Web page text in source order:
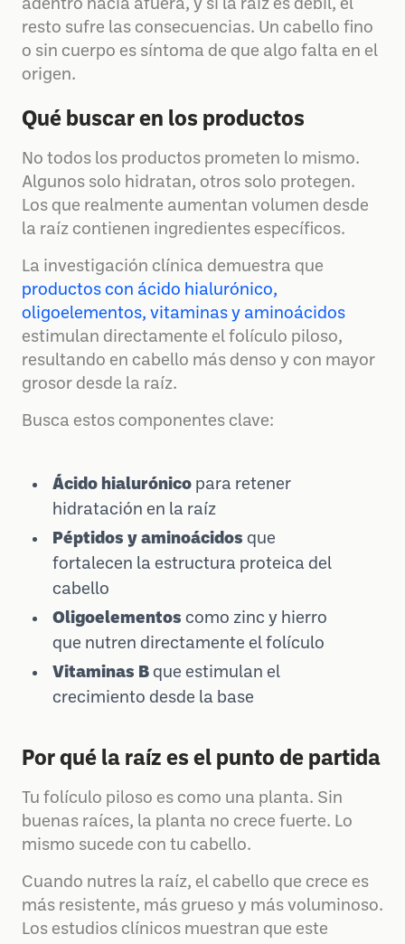
adentro hacia afuera, y si la raíz es débil, el
resto sufre las consecuencias. Un cabello fino
o sin cuerpo es síntoma de que algo falta en el
origen.
Qué buscar en los productos
No todos los productos prometen lo mismo.
Algunos solo hidratan, otros solo protegen.
Los que realmente aumentan volumen desde
la raíz contienen ingredientes específicos.
La investigación clínica demuestra que
productos con ácido hialurónico,
oligoelementos, vitaminas y aminoácidos
estimulan directamente el folículo piloso,
resultando en cabello más denso y con mayor
grosor desde la raíz.
Busca estos componentes clave:
Ácido hialurónico para retener
hidratación en la raíz
Péptidos y aminoácidos que
fortalecen la estructura proteica del
cabello
Oligoelementos como zinc y hierro
que nutren directamente el folículo
Vitaminas B que estimulan el
crecimiento desde la base
Por qué la raíz es el punto de partida
Tu folículo piloso es como una planta. Sin
buenas raíces, la planta no crece fuerte. Lo
mismo sucede con tu cabello.
Cuando nutres la raíz, el cabello que crece es
más resistente, más grueso y más voluminoso.
Los estudios clínicos muestran que este